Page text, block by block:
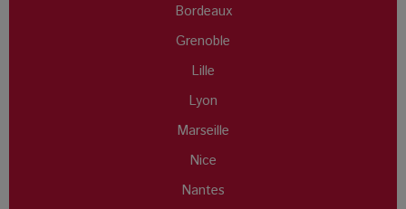
Bordeaux
Grenoble
Lille
Lyon
Marseille
Nice
Nantes